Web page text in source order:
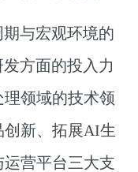
与宏观环境的
方面的投入力
领域的技术领
新、拓展AI生
营平台三大支